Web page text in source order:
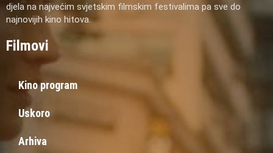
djela na najvećim svjetskim filmskim festivalima pa sve do
najnovijih kino hitova.
Filmovi
Kino program
Uskoro
Arhiva